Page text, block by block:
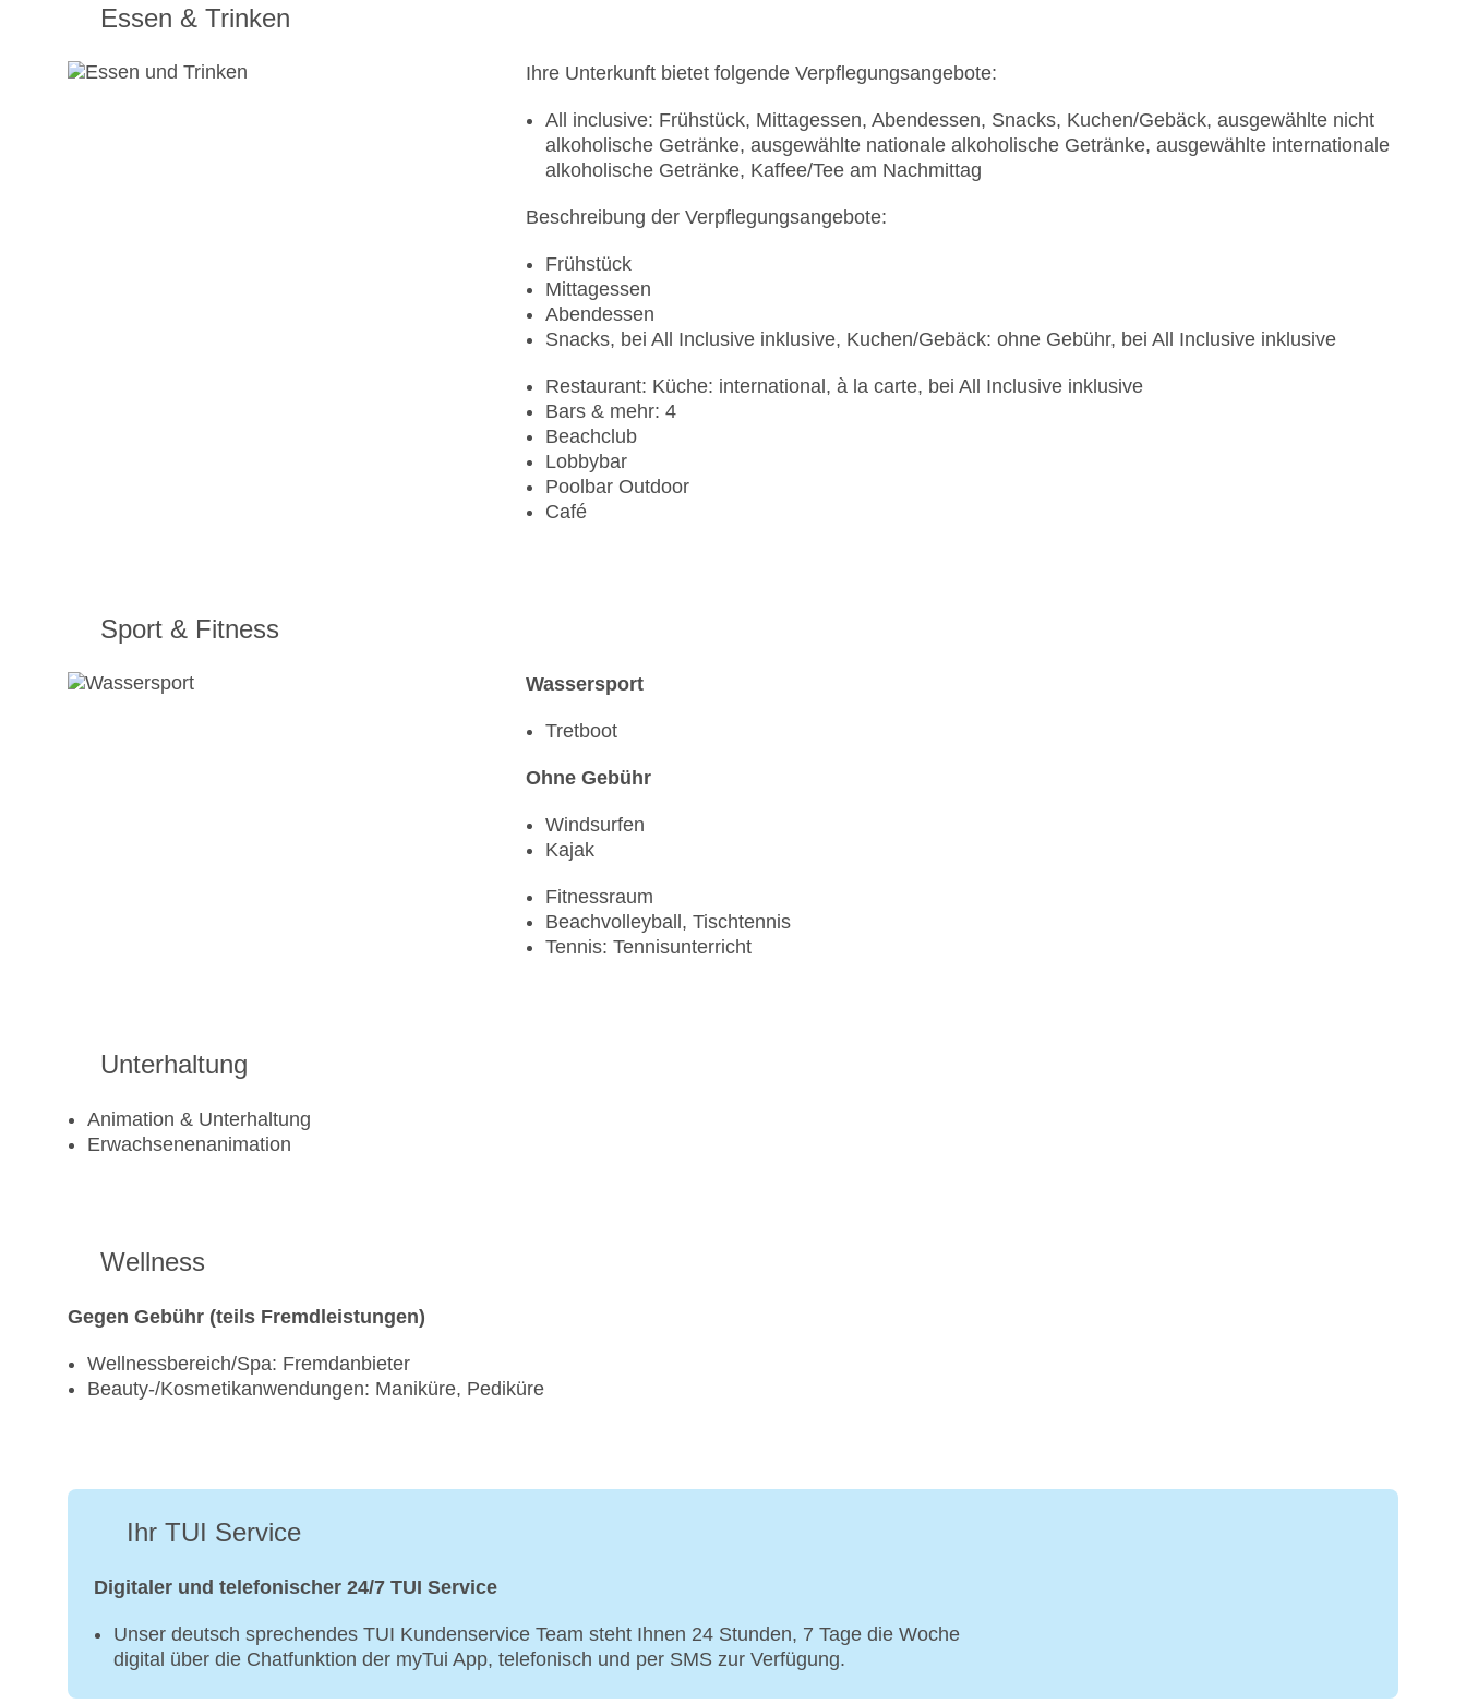
Essen & Trinken
Ihre Unterkunft bietet folgende Verpflegungsangebote:
All inclusive: Frühstück, Mittagessen, Abendessen, Snacks, Kuchen/Gebäck, ausgewählte nicht
alkoholische Getränke, ausgewählte nationale alkoholische Getränke, ausgewählte internationale
alkoholische Getränke, Kaffee/Tee am Nachmittag
Beschreibung der Verpflegungsangebote:
Frühstück
Mittagessen
Abendessen
Snacks, bei All Inclusive inklusive, Kuchen/Gebäck: ohne Gebühr, bei All Inclusive inklusive
Restaurant: Küche: international, à la carte, bei All Inclusive inklusive
Bars & mehr: 4
Beachclub
Lobbybar
Poolbar Outdoor
Café
Sport & Fitness
Wassersport
Tretboot
Ohne Gebühr
Windsurfen
Kajak
Fitnessraum
Beachvolleyball, Tischtennis
Tennis: Tennisunterricht
Unterhaltung
Animation & Unterhaltung
Erwachsenenanimation
Wellness
Gegen Gebühr (teils Fremdleistungen)
Wellnessbereich/Spa: Fremdanbieter
Beauty-/Kosmetikanwendungen: Maniküre, Pediküre
Ihr TUI Service
Digitaler und telefonischer 24/7 TUI Service
Unser deutsch sprechendes TUI Kundenservice Team steht Ihnen 24 Stunden, 7 Tage die Woche
digital über die Chatfunktion der myTui App, telefonisch und per SMS zur Verfügung.